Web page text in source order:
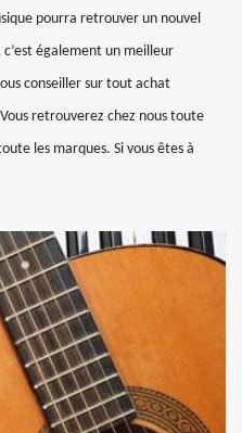
pourra retrouver un nouvel
également un meilleur
conseiller sur tout achat
retrouverez chez nous toute
les marques. Si vous êtes à